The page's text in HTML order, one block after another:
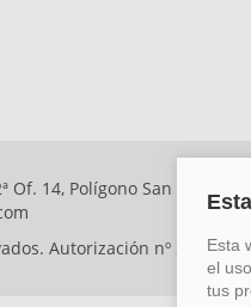
14, Polígono San Rafael,
Autorización nº 29780-2